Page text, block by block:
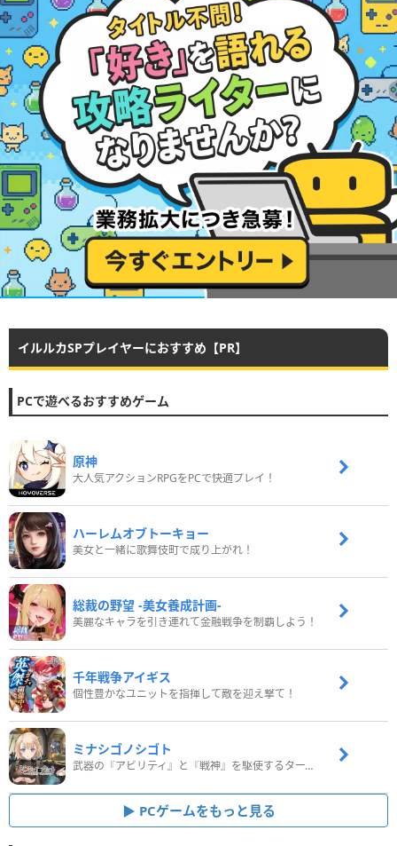
イルルカSPプレイヤーにおすすめ【PR】
PCで遊べるおすすめゲーム
原神
大人気アクションRPGをPCで快適プレイ！
ハーレムオブトーキョー
美女と一緒に歌舞伎町で成り上がれ！
総裁の野望 -美女養成計画-
美麗なキャラを引き連れて金融戦争を制覇しよう！
千年戦争アイギス
個性豊かなユニットを指揮して敵を迎え撃て！
ミナシゴノシゴト
武器の『アビリティ』と『戦神』を駆使するターン制コマンドバトルRPG！
PCゲームをもっと見る